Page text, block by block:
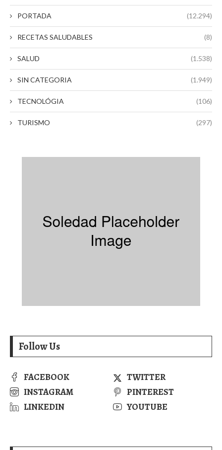
PORTADA (12.294)
RECETAS SALUDABLES (8)
SALUD (1.538)
SIN CATEGORIA (1.949)
TECNOLÓGIA (106)
TURISMO (297)
Follow Us
FACEBOOK
TWITTER
INSTAGRAM
PINTEREST
LINKEDIN
YOUTUBE